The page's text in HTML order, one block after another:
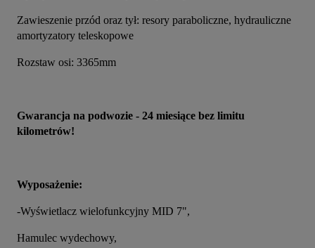
Zawieszenie przód oraz tył: resory paraboliczne, hydrauliczne
amortyzatory teleskopowe
Rozstaw osi: 3365mm
Gwarancja na podwozie - 24 miesiące bez limitu
kilometrów!
Wyposażenie:
-Wyświetlacz wielofunkcyjny MID 7",
Hamulec wydechowy,